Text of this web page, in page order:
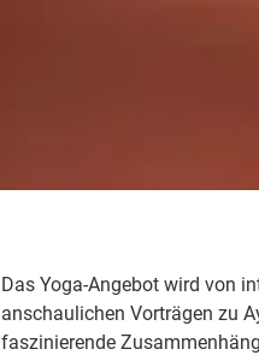
Das Yoga-Angebot wird von
anschaulichen Vorträgen zu
faszinierende